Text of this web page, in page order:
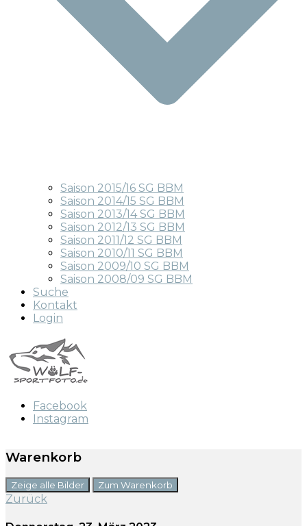
Saison 2015/16 SG BBM
Saison 2014/15 SG BBM
Saison 2013/14 SG BBM
Saison 2012/13 SG BBM
Saison 2011/12 SG BBM
Saison 2010/11 SG BBM
Saison 2009/10 SG BBM
Saison 2008/09 SG BBM
Suche
Kontakt
Login
Facebook
Instagram
Warenkorb
Zeige alle Bilder Zum Warenkorb
Zurück